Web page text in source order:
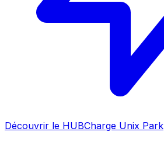
Découvrir le HUBCharge Unix Park